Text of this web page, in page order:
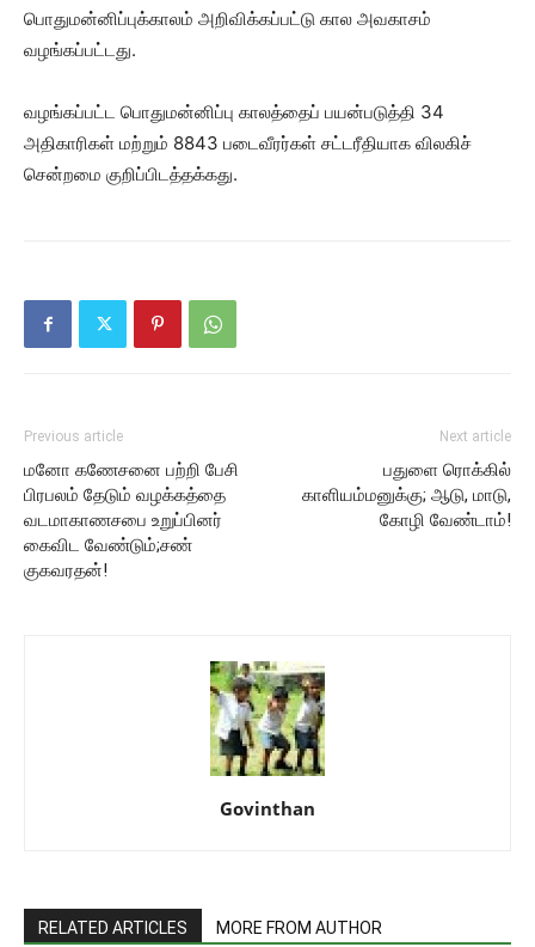
பொதுமன்னிப்புக்காலம் அறிவிக்கப்பட்டு கால அவகாசம்
வழங்கப்பட்டது.
வழங்கப்பட்ட பொதுமன்னிப்பு காலத்தைப் பயன்படுத்தி 34
அதிகாரிகள் மற்றும் 8843 படைவீரர்கள் சட்டரீதியாக விலகிச்
சென்றமை குறிப்பிடத்தக்கது.
Previous article
மனோ கணேசனை பற்றி பேசி
பிரபலம் தேடும் வழக்கத்தை
வடமாகாணசபை உறுப்பினர்
கைவிட வேண்டும்;சண்
குகவரதன்!
Next article
பதுளை ரொக்கில்
காளியம்மனுக்கு; ஆடு, மாடு,
கோழி வேண்டாம்!
Govinthan
RELATED ARTICLES MORE FROM AUTHOR